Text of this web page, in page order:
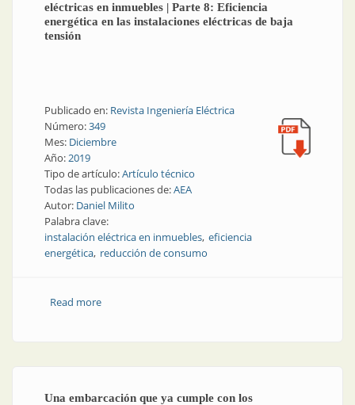
eléctricas en inmuebles | Parte 8: Eficiencia
energética en las instalaciones eléctricas de baja
tensión
Publicado en: Revista Ingeniería Eléctrica
Número:349
Mes: Diciembre
Año:2019
Tipo de artículo:Artículo técnico
Todas las publicaciones de:AEA
Autor: Daniel Milito
Palabra clave:
instalación eléctrica en inmuebles eficiencia
energética reducción de consumo
Read moreabout Reglamentación para la ejecución de
Una embarcación que ya cumple con los